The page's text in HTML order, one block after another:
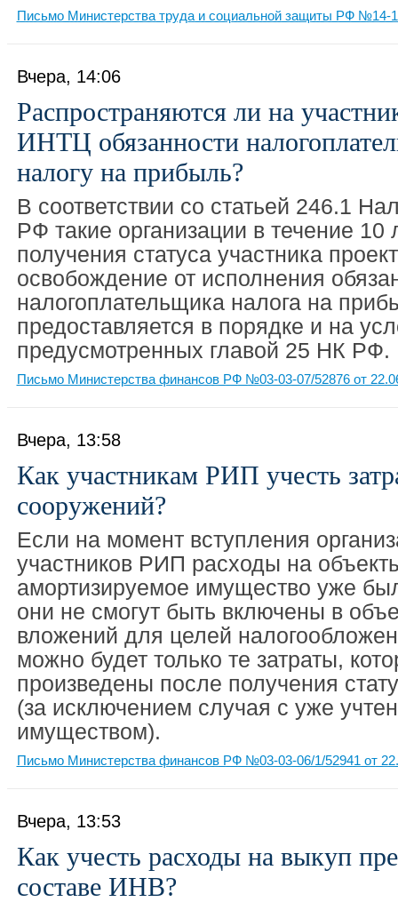
Письмо Министерства труда и социальной защиты РФ №14-
Вчера, 14:06
Распространяются ли на
ИНТЦ обязанности
налогу на прибыль?
В соответствии со статьей 246.1
РФ такие организации в течение 10
получения статуса участника
освобождение от исполнения
налогоплательщика налога на
предоставляется в порядке и на
предусмотренных главой 25 НК РФ.
Письмо Министерства финансов РФ №03-03-07/52876 от
Вчера, 13:58
Как участникам РИП учесть
сооружений?
Если на момент вступления
участников РИП расходы на
амортизируемое имущество уже
они не смогут быть включены в
вложений для целей
можно будет только те затраты,
произведены после получения
(за исключением случая с уже
имуществом).
Письмо Министерства финансов РФ №03-03-06/1/52941 от
Вчера, 13:53
Как учесть расходы на выкуп
составе ИНВ?